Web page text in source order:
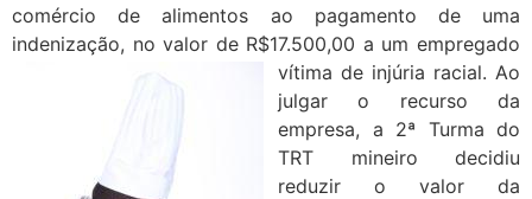
comércio de alimentos ao pagamento de uma
indenização, no valor de R$17.500,00 a um empregado
vítima de injúria racial. Ao
julgar o recurso da
empresa, a 2ª Turma do
TRT mineiro decidiu
reduzir o valor da